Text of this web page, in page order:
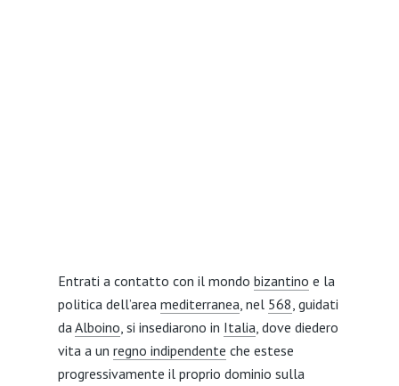
Entrati a contatto con il mondo bizantino e la
politica dell’area mediterranea , nel 568 , guidati
da Alboino , si insediarono in Italia , dove diedero
vita a un regno indipendente che estese
progressivamente il proprio dominio sulla